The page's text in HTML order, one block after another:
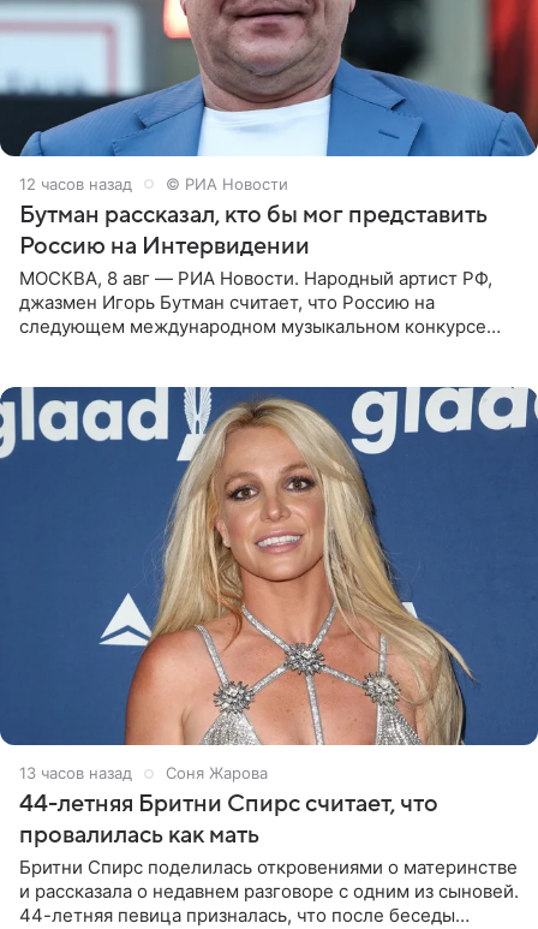
12 часов назад © РИА Новости
Бутман рассказал, кто бы мог представить
Россию на Интервидении
МОСКВА, 8 авг — РИА Новости. Народный артист РФ,
джазмен Игорь Бутман считает, что Россию на
следующем международном музыкальном конкурсе
13 часов назад Соня Жарова
44-летняя Бритни Спирс считает, что
провалилась как мать
Бритни Спирс поделилась откровениями о материнстве
и рассказала о недавнем разговоре с одним из сыновей.
44-летняя певица призналась, что после беседы